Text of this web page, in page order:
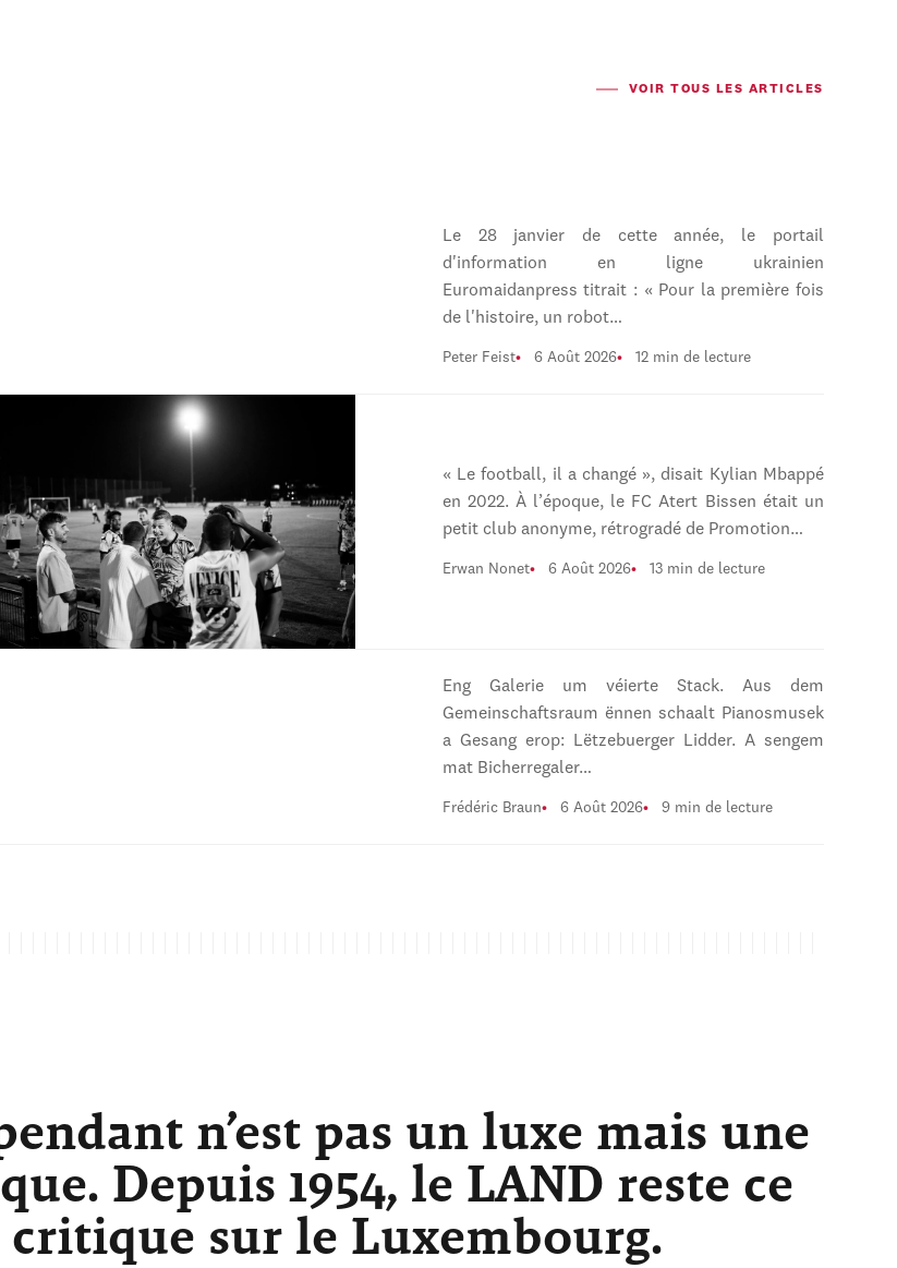
VOIR TOUS LES ARTICLES
Le 28 janvier de cette année, le portail
d'information en ligne ukrainien
Euromaidanpress titrait : « Pour la première fois
de l'histoire, un robot…
Peter Feist 6 Août 2026 12 min de lecture
« Le football, il a changé », disait Kylian Mbappé
en 2022. À l’époque, le FC Atert Bissen était un
petit club anonyme, rétrogradé de Promotion…
Erwan Nonet 6 Août 2026 13 min de lecture
Eng Galerie um véierte Stack. Aus dem
Gemeinschaftsraum ënnen schaalt Pianosmusek
a Gesang erop: Lëtzebuerger Lidder. A sengem
mat Bicherregaler…
Frédéric Braun 6 Août 2026 9 min de lecture
n’est pas un luxe mais une
Depuis 1954, le LAND reste ce
sur le Luxembourg.